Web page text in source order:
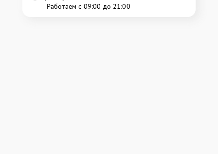
Работаем с 09:00 до 21:00